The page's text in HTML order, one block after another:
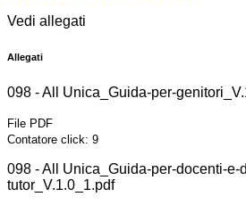
Vedi allegati
Allegati
098 - All Unica_Guida-per-
File PDF
Contatore click: 9
098 - All Unica_Guida-per-docenti-e-
tutor_V.1.0_1.pdf